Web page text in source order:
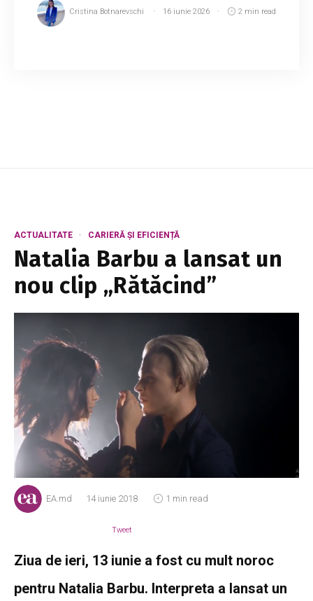
Cristina Botnarevschi 16 iunie 2026 2 min read
ACTUALITATE CARIERĂ ȘI EFICIENȚĂ
Natalia Barbu a lansat un
nou clip „Rătăcind”
EA.md 14 iunie 2018 1 min read
Tweet
Ziua de ieri, 13 iunie a fost cu mult noroc
pentru Natalia Barbu. Interpreta a lansat un